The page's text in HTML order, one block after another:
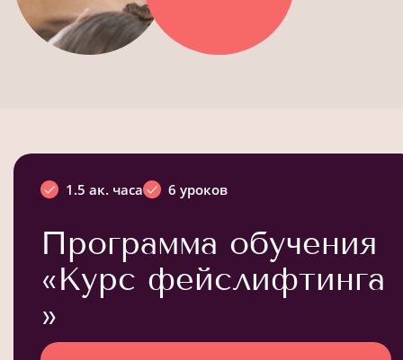
1.5 ак. часа 6 уроков
Программа обучения
«Курс фейслифтинга
»